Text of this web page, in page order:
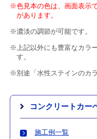
※色見本の色は、画面表示
があります。
※濃淡の調節が可能です。
※上記以外にも豊富なカラ
す。
※別途「水性ステインのカ
コンクリートカー
施工例一覧